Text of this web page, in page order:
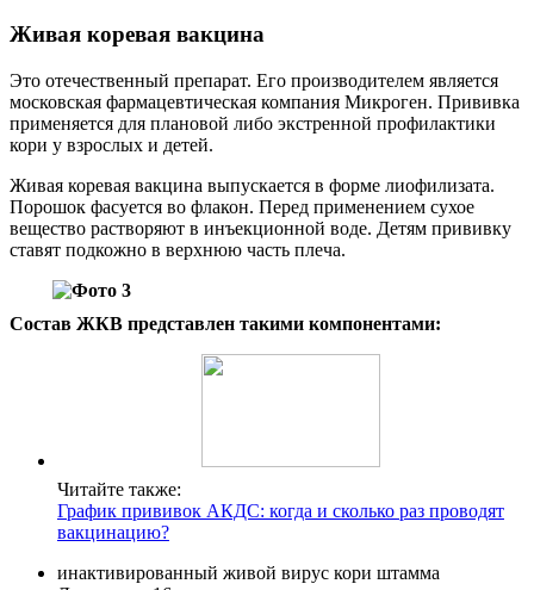
Живая коревая вакцина
Это отечественный препарат. Его производителем является
московская фармацевтическая компания Микроген. Прививка
применяется для плановой либо экстренной профилактики
кори у взрослых и детей.
Живая коревая вакцина выпускается в форме лиофилизата.
Порошок фасуется во флакон. Перед применением сухое
вещество растворяют в инъекционной воде. Детям прививку
ставят подкожно в верхнюю часть плеча.
Состав ЖКВ представлен такими компонентами:
Читайте также:
График прививок АКДС: когда и сколько раз проводят
вакцинацию?
инактивированный живой вирус кори штамма